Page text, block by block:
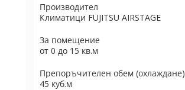
Производител
Климатици FUJITSU AIRSTAGE
За помещение
от 0 до 15 кв.м
Препоръчителен обем (охлаждане)
45 куб.м